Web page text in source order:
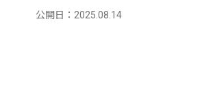
公開日：2025.08.14